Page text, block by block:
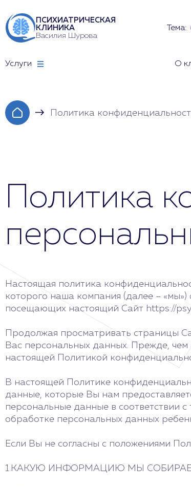
ПСИХИАТРИЧЕСКАЯ
КЛИНИКА
Василия Шурова
Тема:
Услуги О
Политика
Политика
Настоящая политика
которого наша компания (далее –
посещающих настоящий Сайт https://
Продолжая просматривать страницы
Вас персональных данных. Прежде,
настоящей Политикой
В настоящей Политике
данные, которые Вы нам
персональные данные в соответствии
обработке персональных данных
Если Вы не согласны с положениями
1.КАКУЮ ИНФОРМАЦИЮ МЫ